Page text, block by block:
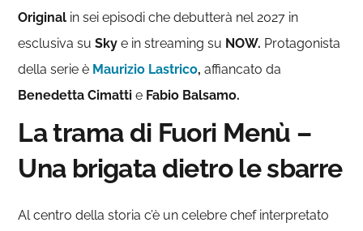
Original in sei episodi che debutterà nel 2027 in
esclusiva suSky e in streaming su NOW. Protagonista
della serie è Maurizio Lastrico, affiancato da
Benedetta Cimatti e Fabio Balsamo.
La trama di Fuori Menù –
Una brigata dietro le sbarre
Al centro della storia c’è un celebre chef interpretato